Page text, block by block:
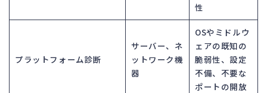
性
プラットフォーム診断
サーバー、ネ
ットワーク機
器
OSやミドルウ
ェアの既知の
脆弱性、設定
不備、不要な
ポートの開放